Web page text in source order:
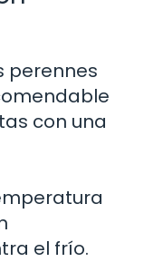
perennes
con una
el frío.